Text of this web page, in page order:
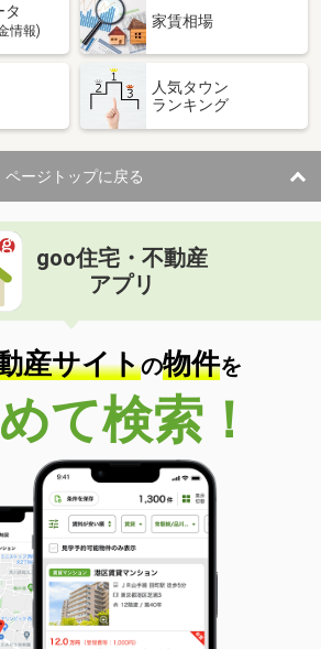
タ
情報)
家賃相場
人気タウン
ランキング
ページトップに戻る
goo住宅・不動産
アプリ
産サイトの物件を
て検索！